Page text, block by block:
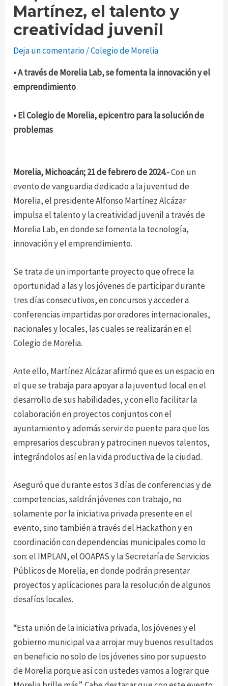
Martínez, el talento y
creatividad juvenil
Deja un comentario/Colegio de Morelia
• A través de Morelia Lab, se fomenta la innovación y el
emprendimiento
• ⁠El Colegio de Morelia, epicentro para la solución de
problemas
Morelia, Michoacán; 21 de febrero de 2024.-Con un
evento de vanguardia dedicado a la juventud de
Morelia, el presidente Alfonso Martínez Alcázar
impulsa el talento y la creatividad juvenil a través de
Morelia Lab, en donde se fomenta la tecnología,
innovación y el emprendimiento.
Se trata de un importante proyecto que ofrece la
oportunidad a las y los jóvenes de participar durante
tres días consecutivos, en concursos y acceder a
conferencias impartidas por oradores internacionales,
nacionales y locales, las cuales se realizarán en el
Colegio de Morelia.
Ante ello, Martínez Alcázar afirmó que es un espacio en
el que se trabaja para apoyar a la juventud local en el
desarrollo de sus habilidades, y con ello facilitar la
colaboración en proyectos conjuntos con el
ayuntamiento y además servir de puente para que los
empresarios descubran y patrocinen nuevos talentos,
integrándolos así en la vida productiva de la ciudad.
Aseguró que durante estos 3 días de conferencias y de
competencias, saldrán jóvenes con trabajo, no
solamente por la iniciativa privada presente en el
evento, sino también a través del Hackathon y en
coordinación con dependencias municipales como lo
son: el IMPLAN, el OOAPAS y la Secretaría de Servicios
Públicos de Morelia, en donde podrán presentar
proyectos y aplicaciones para la resolución de algunos
desafíos locales.
“Esta unión de la iniciativa privada, los jóvenes y el
gobierno municipal va a arrojar muy buenos resultados
en beneficio no solo de los jóvenes sino por supuesto
de Morelia porque así con ustedes vamos a lograr que